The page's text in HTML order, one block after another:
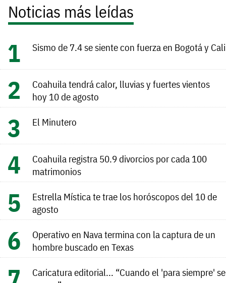
Noticias más leídas
Sismo de 7.4 se siente con fuerza en Bogotá y Cali
Coahuila tendrá calor, lluvias y fuertes vientos
hoy 10 de agosto
El Minutero
Coahuila registra 50.9 divorcios por cada 100
matrimonios
Estrella Mística te trae los horóscopos del 10 de
agosto
Operativo en Nava termina con la captura de un
hombre buscado en Texas
Caricatura editorial... “Cuando el 'para siempre' se